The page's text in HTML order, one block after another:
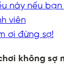
này nếu
viên
ơi đừng sợ!
không sợ